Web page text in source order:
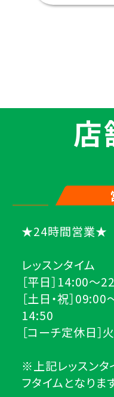
店
★24時間営業★
レッスンタイム
［平日］14:00～
［土日・祝］
14:50
［コーチ定休日］
※上記レッスン
フタイムとなりま